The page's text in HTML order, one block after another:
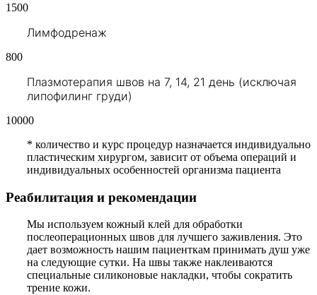
1500
Лимфодренаж
800
Плазмотерапия швов на 7, 14, 21 день (исключая
липофилинг груди)
10000
* количество и курс процедур назначается индивидуально
пластическим хирургом, зависит от объема операций и
индивидуальных особенностей организма пациента
Реабилитация и рекомендации
Мы используем кожный клей для обработки
послеоперационных швов для лучшего заживления. Это
дает возможность нашим пациенткам принимать душ уже
на следующие сутки. На швы также наклеиваются
специальные силиконовые накладки, чтобы сократить
трение кожи.